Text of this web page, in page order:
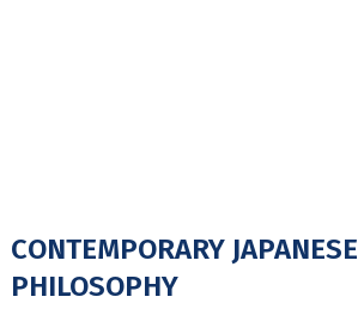
CONTEMPORARY JAPANESE
PHILOSOPHY